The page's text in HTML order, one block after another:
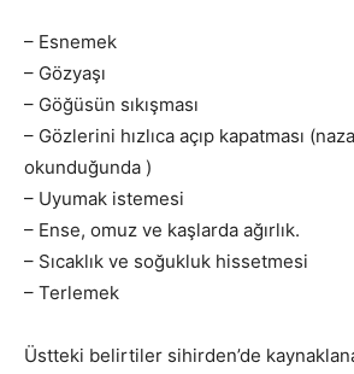
– Esnemek
– Gözyaşı
– Göğüsün sıkışması
– Gözlerini hızlıca açıp kapatması
okunduğunda )
– Uyumak istemesi
– Ense, omuz ve kaşlarda ağırlık.
– Sıcaklık ve soğukluk hissetmesi
– Terlemek
Üstteki belirtiler sihirden’de